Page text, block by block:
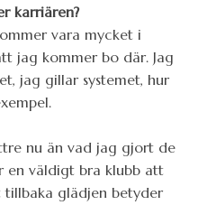
karriären?
vara mycket i
jag kommer bo där. Jag
jag gillar systemet, hur
nu än vad jag gjort de
en väldigt bra klubb att
glädjen betyder